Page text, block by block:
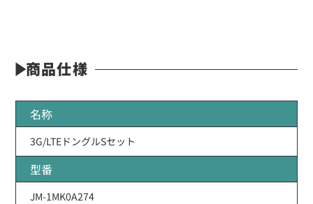
商品仕様
名称
3G/LTEドングルSセット
型番
JM-1MK0A274